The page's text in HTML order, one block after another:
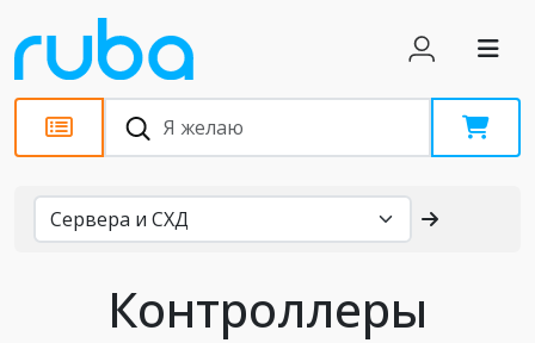
Каталог
Контроллеры